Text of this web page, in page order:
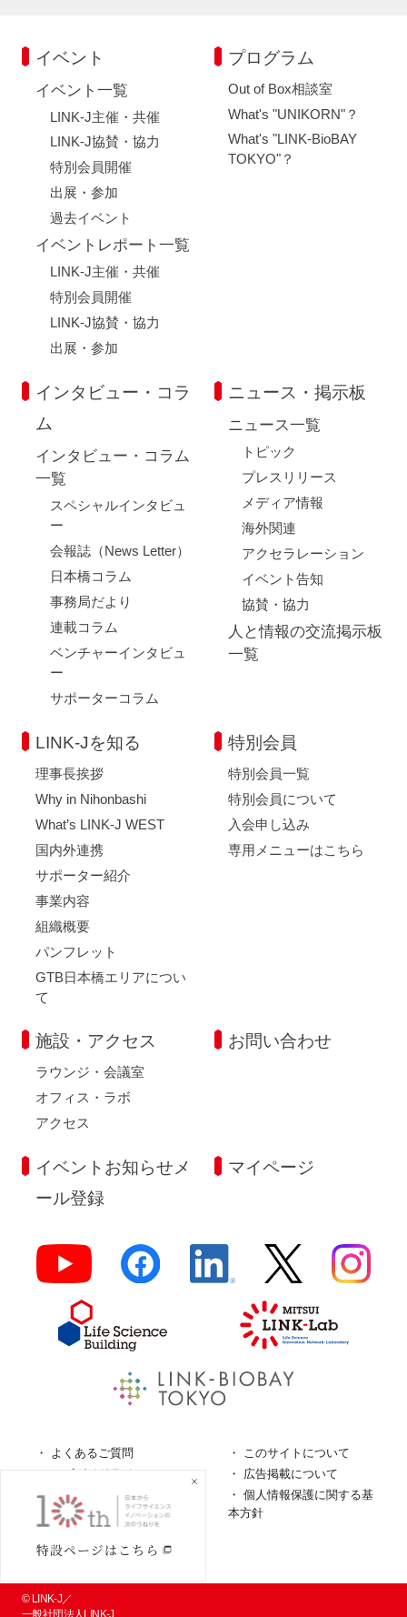
イベント
イベント一覧
LINK-J主催・共催
LINK-J協賛・協力
特別会員開催
出展・参加
過去イベント
イベントレポート一覧
LINK-J主催・共催
特別会員開催
LINK-J協賛・協力
出展・参加
プログラム
Out of Box相談室
What's "UNIKORN"？
What's "LINK-BioBAY
TOKYO"？
インタビュー・コラ
ム
インタビュー・コラム
一覧
スペシャルインタビュ
ー
会報誌（News Letter）
日本橋コラム
事務局だより
連載コラム
ベンチャーインタビュ
ー
サポーターコラム
ニュース・掲示板
ニュース一覧
トピック
プレスリリース
メディア情報
海外関連
アクセラレーション
イベント告知
協賛・協力
人と情報の交流掲示板
一覧
LINK-Jを知る
理事長挨拶
Why in Nihonbashi
What’s LINK-J WEST
国内外連携
サポーター紹介
事業内容
組織概要
パンフレット
GTB日本橋エリアについ
て
特別会員
特別会員一覧
特別会員について
入会申し込み
専用メニューはこちら
施設・アクセス
ラウンジ・会議室
オフィス・ラボ
アクセス
お問い合わせ
イベントお知らせメ
ール登録
マイページ
よくあるご質問
このサイトについて
ロゴガイドライン
広告掲載について
特定商取引法に基づく表
個人情報保護に関する基
本方針
© LINK-J／